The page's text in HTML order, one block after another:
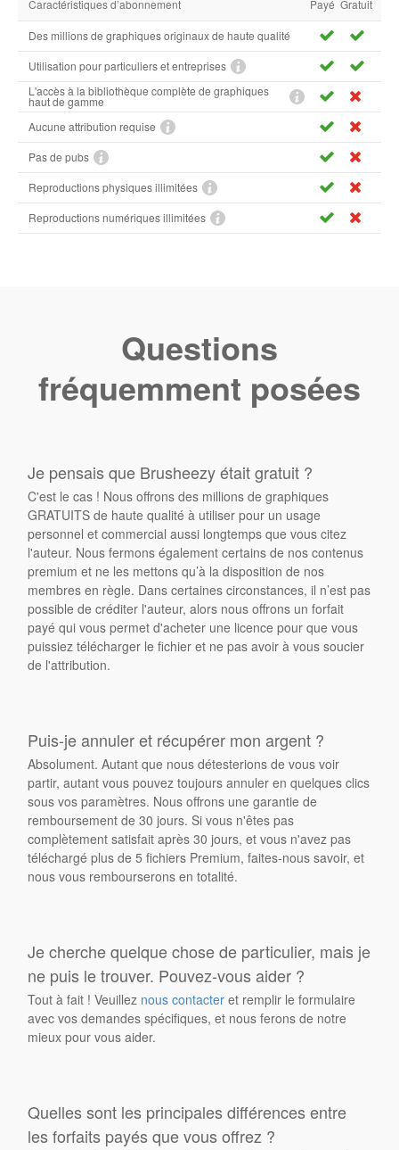
Caractéristiques d’abonnement Payé Gratuit
Des millions de graphiques originaux de haute qualité
Utilisation pour particuliers et entreprises
L'accès à la bibliothèque complète de graphiques
haut de gamme
Aucune attribution requise
Pas de pubs
Reproductions physiques illimitées
Reproductions numériques illimitées
Questions
fréquemment posées
Je pensais que Brusheezy était gratuit ?
C'est le cas ! Nous offrons des millions de graphiques
GRATUITS de haute qualité à utiliser pour un usage
personnel et commercial aussi longtemps que vous citez
l'auteur. Nous fermons également certains de nos contenus
premium et ne les mettons qu’à la disposition de nos
membres en règle. Dans certaines circonstances, il n’est pas
possible de créditer l'auteur, alors nous offrons un forfait
payé qui vous permet d'acheter une licence pour que vous
puissiez télécharger le fichier et ne pas avoir à vous soucier
de l'attribution.
Puis-je annuler et récupérer mon argent ?
Absolument. Autant que nous détesterions de vous voir
partir, autant vous pouvez toujours annuler en quelques clics
sous vos paramètres. Nous offrons une garantie de
remboursement de 30 jours. Si vous n'êtes pas
complètement satisfait après 30 jours, et vous n'avez pas
téléchargé plus de 5 fichiers Premium, faites-nous savoir, et
nous vous rembourserons en totalité.
Je cherche quelque chose de particulier, mais je
ne puis le trouver. Pouvez-vous aider ?
Tout à fait ! Veuillez nous contacter et remplir le formulaire
avec vos demandes spécifiques, et nous ferons de notre
mieux pour vous aider.
Quelles sont les principales différences entre
les forfaits payés que vous offrez ?